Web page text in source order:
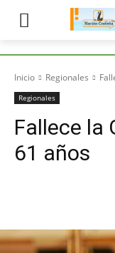
Inicio Regionales
Regionales
Fallece la
61 años